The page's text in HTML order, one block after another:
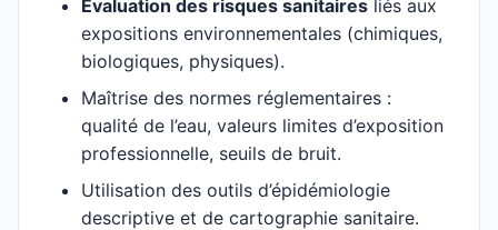
Évaluation des risques sanitaires liés aux
expositions environnementales (chimiques,
biologiques, physiques).
Maîtrise des normes réglementaires :
qualité de l’eau, valeurs limites d’exposition
professionnelle, seuils de bruit.
Utilisation des outils d’épidémiologie
descriptive et de cartographie sanitaire.